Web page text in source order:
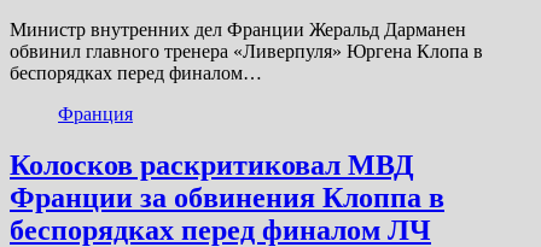
Министр внутренних дел Франции Жеральд Дарманен
обвинил главного тренера «Ливерпуля» Юргена Клопа в
беспорядках перед финалом…
Франция
Колосков раскритиковал МВД
Франции за обвинения Клоппа в
беспорядках перед финалом ЛЧ